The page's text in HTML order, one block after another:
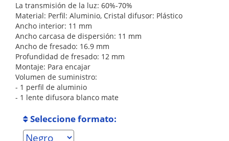
La transmisión de la luz: 60%-70%
Material: Perfil: Aluminio, Cristal difusor: Plástico
Ancho interior: 11 mm
Ancho carcasa de dispersión: 11 mm
Ancho de fresado: 16.9 mm
Profundidad de fresado: 12 mm
Montaje: Para encajar
Volumen de suministro:
- 1 perfil de aluminio
- 1 lente difusora blanco mate
Seleccione formato: